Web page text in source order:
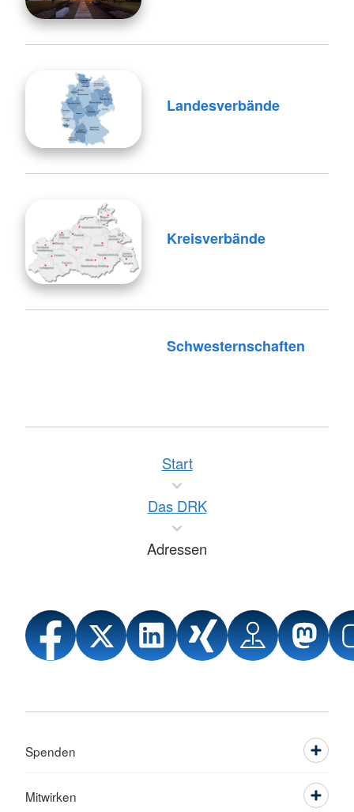
Landesverbände
Kreisverbände
Schwesternschaften
Start
Das DRK
Adressen
Spenden
Mitwirken